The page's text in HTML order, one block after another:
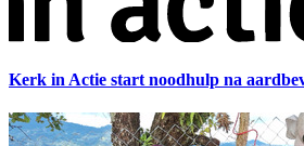
Kerk in Actie start noodhulp na